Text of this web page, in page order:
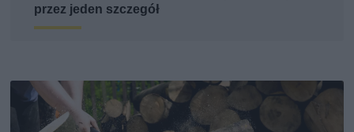
przez jeden szczegół